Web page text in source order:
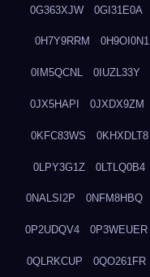
0G363XJW 0GI31E0A
0H7Y9RRM 0H9OI0N1
0IM5QCNL 0IUZL33Y
0JX5HAPI 0JXDX9ZM
0KFC83WS 0KHXDLT8
0LPY3G1Z 0LTLQ0B4
0NALSI2P 0NFM8HBQ
0P2UDQV4 0P3WEUER
0QLRKCUP 0QO261FR